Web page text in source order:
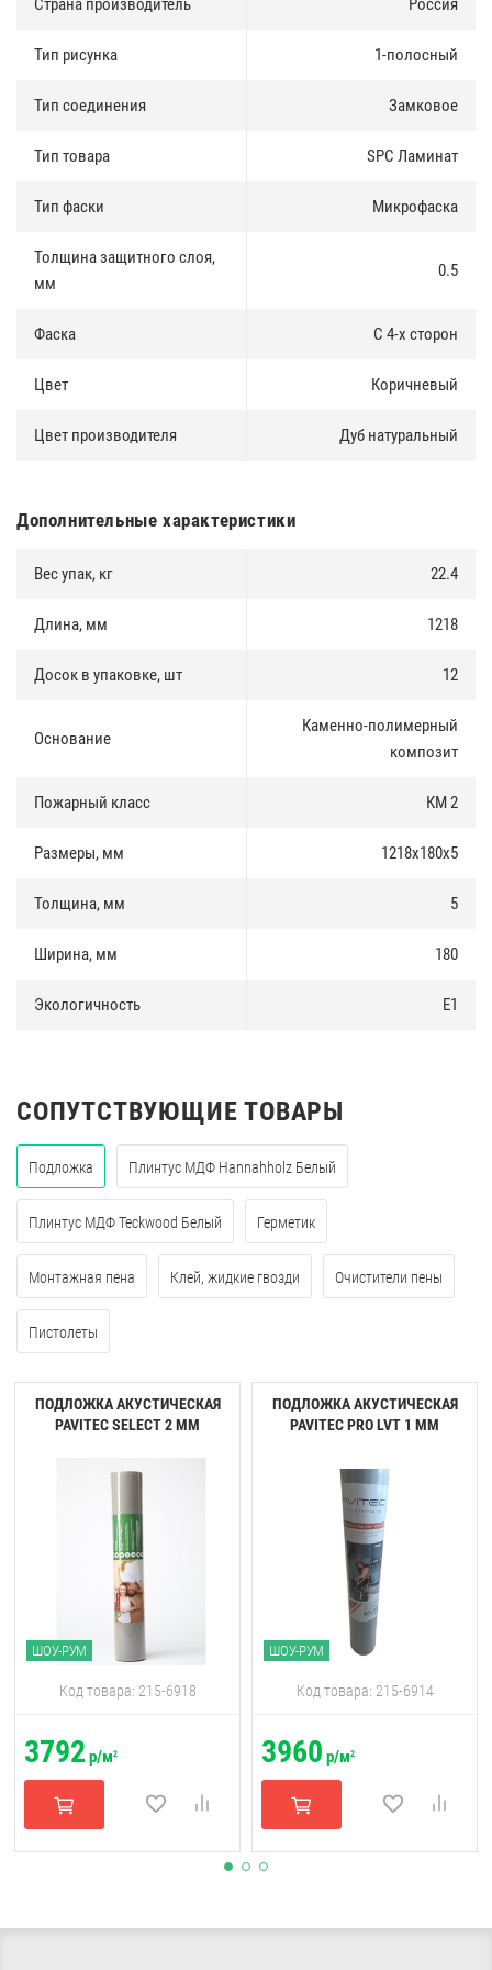
Гарантия 20 лет
Для жилых и коммерческих помещений. При выполнении всех
лет в частных домах, и не менее 15 лет при коммерческом
Страна производитель Россия
Тип рисунка 1-полосный
Тип соединения Замковое
Тип товара SPC Ламинат
Тип фаски Микрофаска
Толщина защитного слоя,
мм
0.5
Фаска С 4-х сторон
Цвет Коричневый
Цвет производителя Дуб натуральный
Дополнительные характеристики
Вес упак, кг 22.4
Длина, мм 1218
Досок в упаковке, шт 12
Основание
Каменно-полимерный
композит
Пожарный класс КМ 2
Размеры, мм 1218х180х5
Толщина, мм 5
Ширина, мм 180
Экологичность E1
СОПУТСТВУЮЩИЕ ТОВАРЫ
Подложка Плинтус МДФ Hannahholz Белый
Плинтус МДФ Teckwood Белый Герметик
Монтажная пена Клей, жидкие гвозди Очистители пены
Пистолеты
ПОДЛОЖКА АКУСТИЧЕСКАЯ
PAVITEC SELECT 2 ММ
ШОУ-РУМ
Код товара: 215-6918
3792 р/м2
ПОДЛОЖКА АКУСТИЧЕСКАЯ
PAVITEC PRO LVT 1 ММ
ШОУ-РУМ
Код товара: 215-6914
3960 р/м2